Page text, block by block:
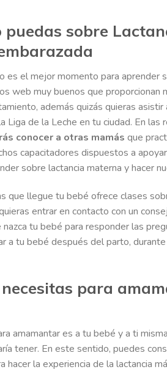
sobre
es el mejor momento para aprender
web muy buenos que proporcionan
además quizás quieras
Liga de la Leche en tu ciudad. En las
conocer a otras mamás que
capacitadores dispuestos a
sobre lactancia materna y hacer
que llegue tu bebé ofrece clases
entrar en contacto con un
tu bebé para responder las
a tu bebé después del parto,
para
amamantar es a tu bebé y a ti
tener. En este sentido, puedes
la experiencia de la lactancia